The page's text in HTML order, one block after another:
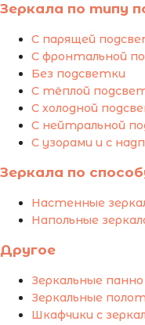
Зеркала по типу
С парящей
С фронтальной
Без подсветки
С тёплой
С холодной
С нейтральной
С узорами и с
Зеркала по
Настенные
Напольные
Другое
Зеркальные панно
Зеркальные
Шкафчики с